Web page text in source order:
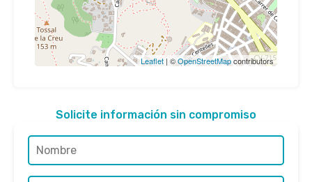
Leaflet | ©OpenStreetMapcontributors
Solicite información sin compromiso